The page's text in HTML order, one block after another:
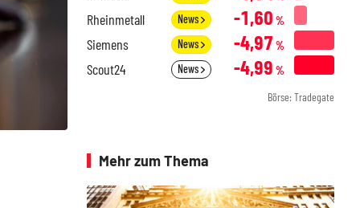
Rheinmetall News -1,60 %
Siemens News -4,97 %
Scout24 News -4,99 %
Börse: Tradegate
Mehr zum Thema